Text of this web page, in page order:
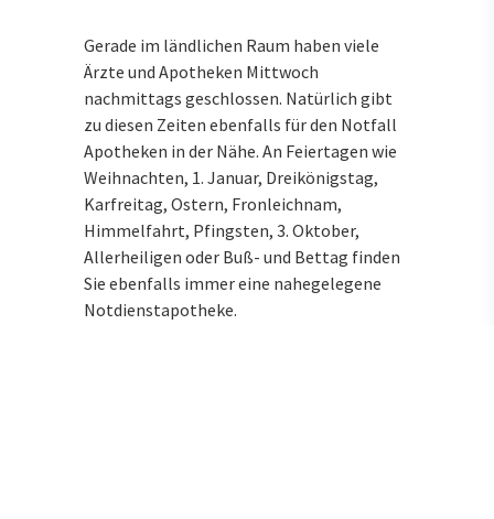
Gerade im ländlichen Raum haben viele
Ärzte und Apotheken Mittwoch
nachmittags geschlossen. Natürlich gibt
zu diesen Zeiten ebenfalls für den Notfall
Apotheken in der Nähe. An Feiertagen wie
Weihnachten, 1. Januar, Dreikönigstag,
Karfreitag, Ostern, Fronleichnam,
Himmelfahrt, Pfingsten, 3. Oktober,
Allerheiligen oder Buß- und Bettag finden
Sie ebenfalls immer eine nahegelegene
Notdienstapotheke.